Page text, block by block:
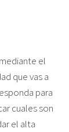
el
que vas a
para
cuales son
el alta